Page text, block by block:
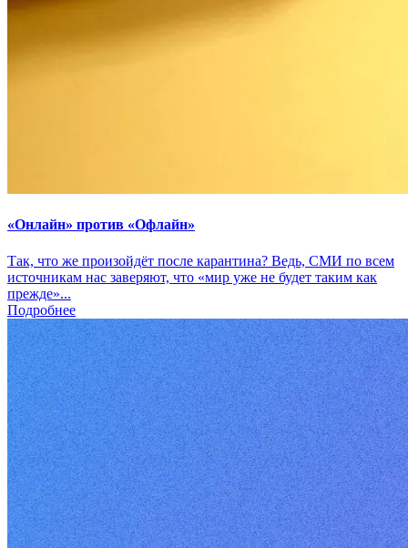
«Онлайн» против «Офлайн»
Так, что же произойдёт после карантина? Ведь, СМИ по всем
источникам нас заверяют, что «мир уже не будет таким как
прежде»...
Подробнее